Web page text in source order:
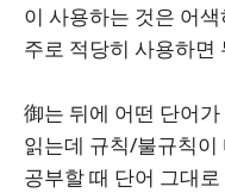
이 사용하는 것은 어
주로 적당히 사용하면
御는 뒤에 어떤 단어가
읽는데 규칙/불규칙
공부할 때 단어 그대